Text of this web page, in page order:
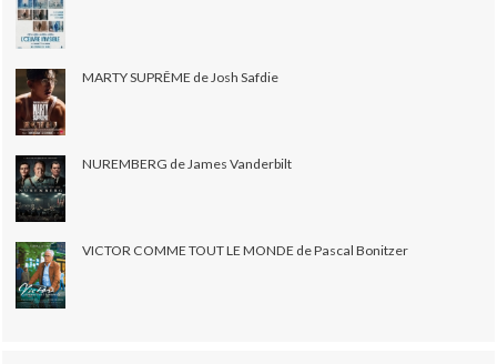
MARTY SUPRÊME de Josh Safdie
NUREMBERG de James Vanderbilt
VICTOR COMME TOUT LE MONDE de Pascal Bonitzer